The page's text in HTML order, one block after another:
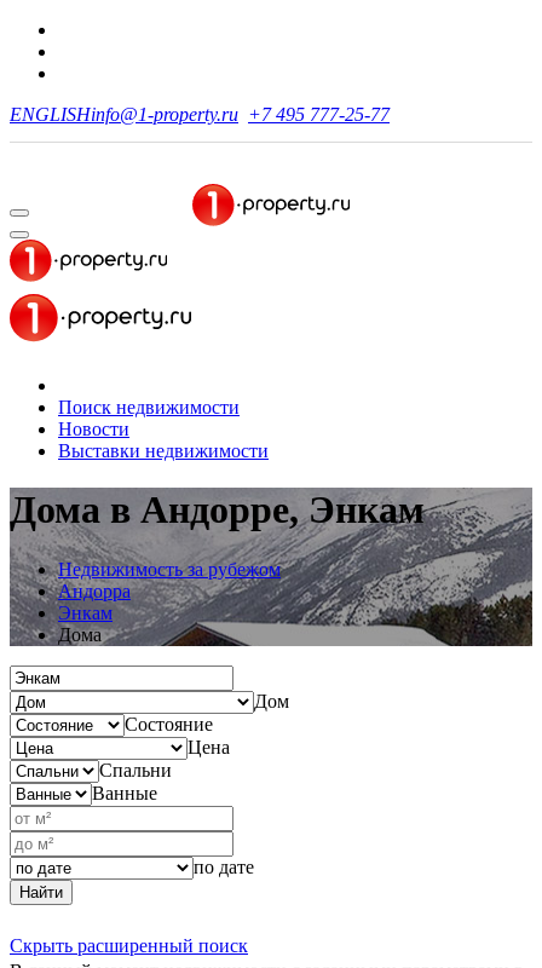
ENGLISHinfo@1-property.ru +7 495 777-25-77
Поиск недвижимости
Новости
Выставки недвижимости
Дома в Андорре, Энкам
Недвижимость за рубежом
Андорра
Энкам
Дома
Дом
Состояние
Цена
Спальни
Ванные
по дате
Найти
Скрыть расширенный поиск